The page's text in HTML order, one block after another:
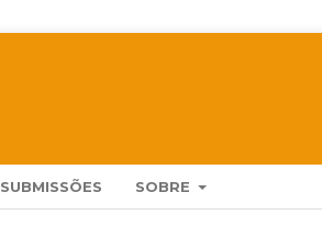
SUBMISSÕES SOBRE